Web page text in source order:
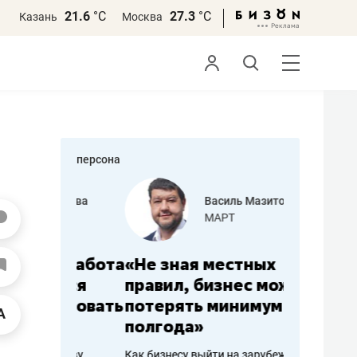
Казань 21.6 °С Москва 27.3 °С
персона
работа
Василь Мазитов
МАРТ
«Не зная местных
правил, бизнес может
потерять минимум
полгода»